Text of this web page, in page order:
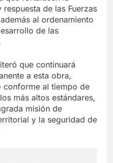
de las Fuerzas
al ordenamiento
de las
que continuará
a esta obra,
conforme al tiempo de
más altos estándares,
misión de
y la seguridad de